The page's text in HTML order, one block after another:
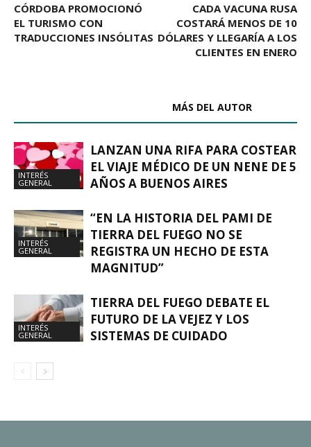
CÓRDOBA PROMOCIONÓ
EL TURISMO CON
TRADUCCIONES INSÓLITAS
CADA VACUNA RUSA
COSTARÁ MENOS DE 10
DÓLARES Y LLEGARÍA A LOS
CLIENTES EN ENERO
MÁS DEL AUTOR
INTERÉS
GENERAL
LANZAN UNA RIFA PARA COSTEAR
EL VIAJE MÉDICO DE UN NENE DE 5
AÑOS A BUENOS AIRES
INTERÉS
GENERAL
“EN LA HISTORIA DEL PAMI DE
TIERRA DEL FUEGO NO SE
REGISTRA UN HECHO DE ESTA
MAGNITUD”
INTERÉS
GENERAL
TIERRA DEL FUEGO DEBATE EL
FUTURO DE LA VEJEZ Y LOS
SISTEMAS DE CUIDADO